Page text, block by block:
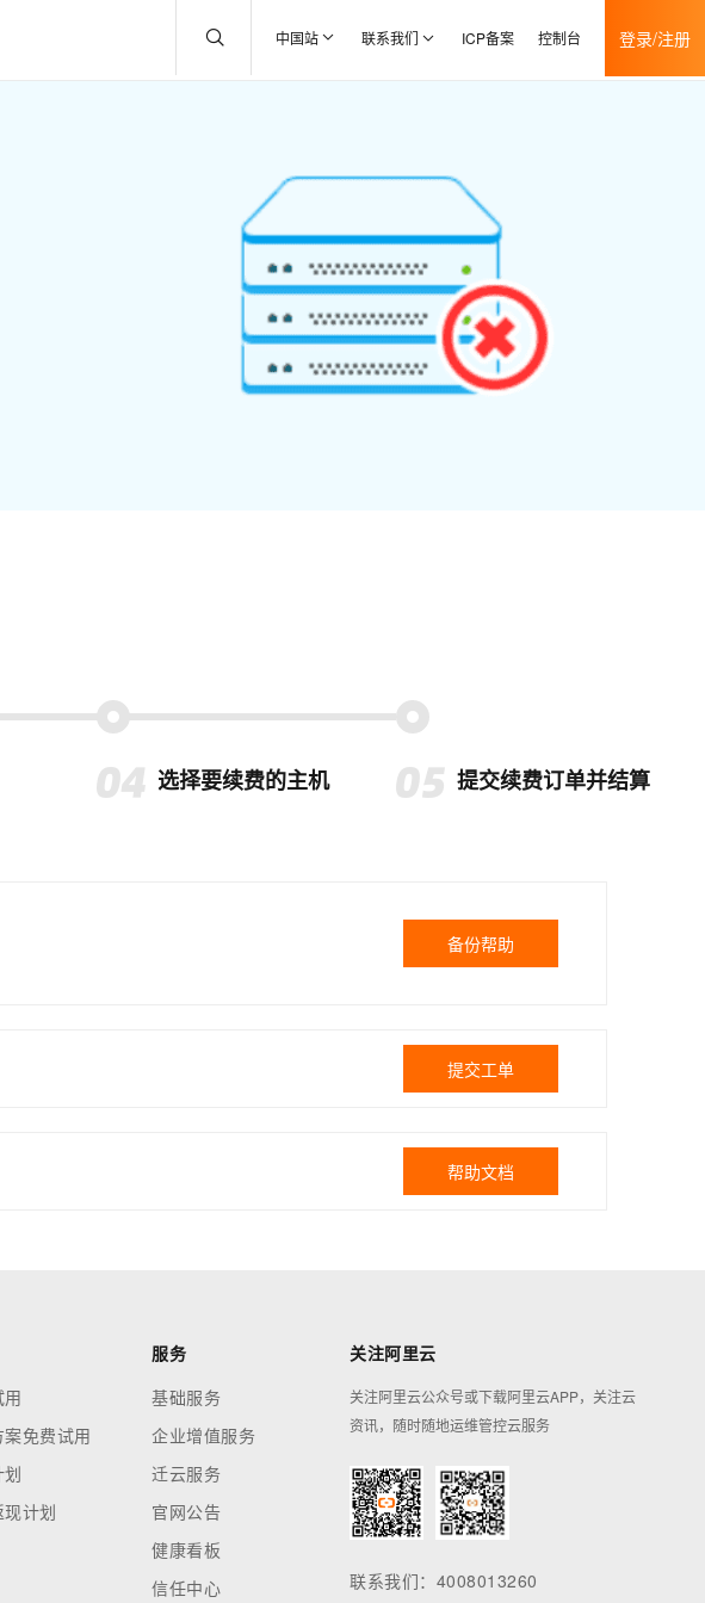
中国站 联系我们 ICP备案 控制台 登录/注册
选择要续费的主机 提交续费订单并结算
备份帮助
提交工单
帮助文档